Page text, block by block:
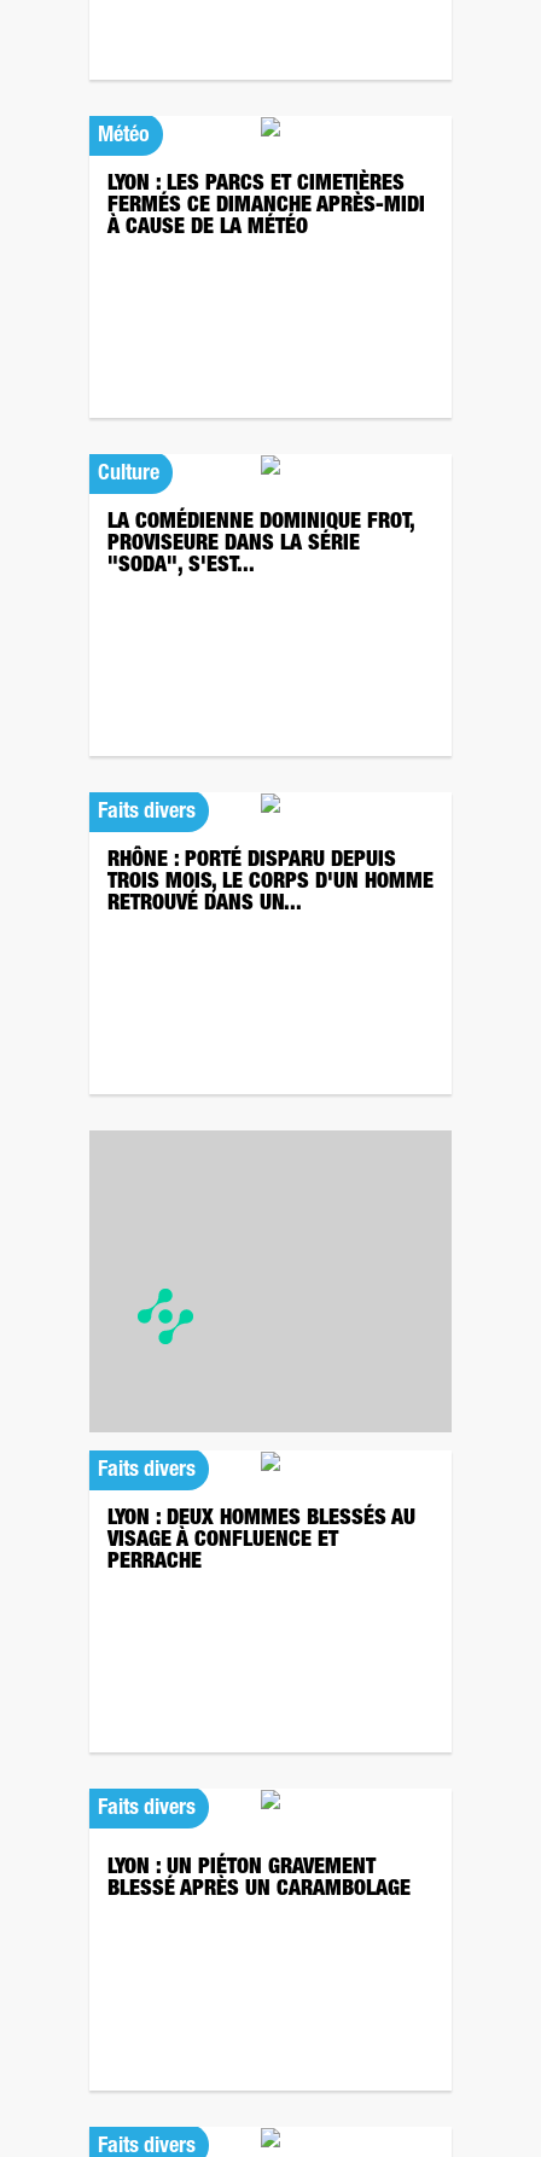
Météo
LYON : LES PARCS ET CIMETIÈRES
FERMÉS CE DIMANCHE APRÈS-MIDI
À CAUSE DE LA MÉTÉO
Culture
LA COMÉDIENNE DOMINIQUE FROT,
PROVISEURE DANS LA SÉRIE
"SODA", S'EST...
Faits divers
RHÔNE : PORTÉ DISPARU DEPUIS
TROIS MOIS, LE CORPS D'UN HOMME
RETROUVÉ DANS UN...
Faits divers
LYON : DEUX HOMMES BLESSÉS AU
VISAGE À CONFLUENCE ET
PERRACHE
Faits divers
LYON : UN PIÉTON GRAVEMENT
BLESSÉ APRÈS UN CARAMBOLAGE
Faits divers